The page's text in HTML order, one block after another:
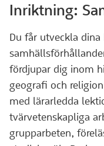
Inriktning:
Du får utveckla
fördjupar dig inom
geografi och
med lärarledda
tvärvetenskapliga
grupparbeten,